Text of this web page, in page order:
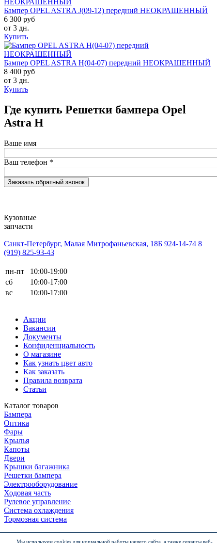
Бампер OPEL ASTRA J(09-12) передний НЕОКРАШЕННЫЙ
6 300 руб
от 3 дн.
Купить
Бампер OPEL ASTRA H(04-07) передний НЕОКРАШЕННЫЙ
8 400 руб
от 3 дн.
Купить
Где купить Решетки бампера Opel
Astra H
Ваше имя
Ваш телефон *
Кузовные
запчасти
Санкт-Петербург, Малая Митрофаньевская, 18Б 924-14-74 8
(919) 825-93-43
пн-пт
10:00-19:00
сб
10:00-17:00
вс
10:00-17:00
Акции
Вакансии
Документы
Конфиденциальность
О магазине
Как узнать цвет авто
Как заказать
Правила возврата
Статьи
Каталог товаров
Бампера
Оптика
Фары
Крылья
Капоты
Двери
Крышки багажника
Решетки бампера
Электрооборудование
Ходовая часть
Рулевое управление
Система охлаждения
Тормозная система
Мы используем cookies для нормальной работы нашего сайта, а также сервисы веб-